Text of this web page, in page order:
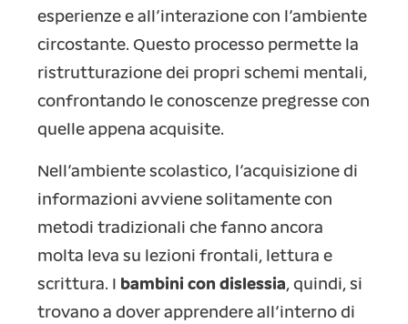
esperienze e all’interazione con l’ambiente
circostante. Questo processo permette la
ristrutturazione dei propri schemi mentali,
confrontando le conoscenze pregresse con
quelle appena acquisite.
Nell’ambiente scolastico, l’acquisizione di
informazioni avviene solitamente con
metodi tradizionali che fanno ancora
molta leva su lezioni frontali, lettura e
scrittura. I bambini con dislessia, quindi, si
trovano a dover apprendere all’interno di